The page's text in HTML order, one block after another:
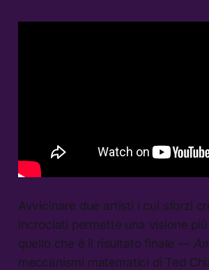
Avvicinare due artisti i cui sforzi
incrociati permette una visione
quello che è il risultato finale —
meccanismi matematici di Ted